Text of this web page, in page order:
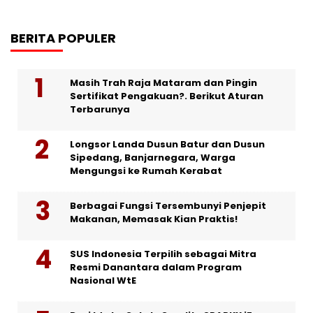
BERITA POPULER
Masih Trah Raja Mataram dan Pingin
Sertifikat Pengakuan?. Berikut Aturan
Terbarunya
Longsor Landa Dusun Batur dan Dusun
Sipedang, Banjarnegara, Warga
Mengungsi ke Rumah Kerabat
Berbagai Fungsi Tersembunyi Penjepit
Makanan, Memasak Kian Praktis!
SUS Indonesia Terpilih sebagai Mitra
Resmi Danantara dalam Program
Nasional WtE